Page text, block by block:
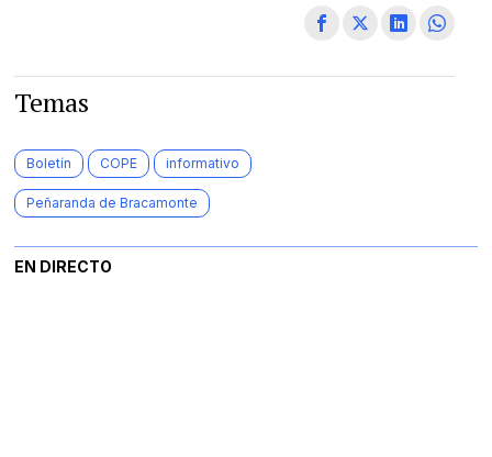
Temas
Boletín COPE informativo
Peñaranda de Bracamonte
EN DIRECTO